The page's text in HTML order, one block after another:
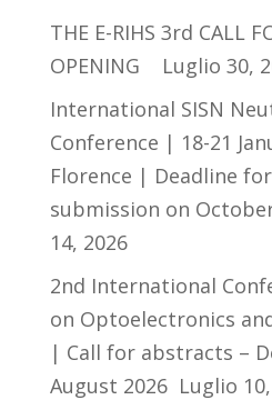
THE E-RIHS 3rd CALL
OPENING
Luglio 30,
International SISN
Conference | 18-21
Florence | Deadline
submission on
14, 2026
2nd International
on Optoelectronics
| Call for abstracts –
August 2026 Luglio